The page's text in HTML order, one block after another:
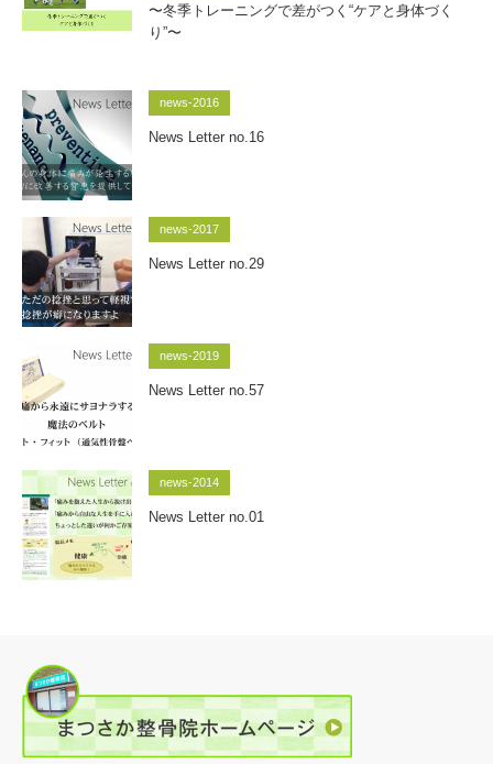
〜冬季トレーニングで差がつく“ケアと身体づく
り”〜
news-2016
News Letter no.16
news-2017
News Letter no.29
news-2019
News Letter no.57
news-2014
News Letter no.01